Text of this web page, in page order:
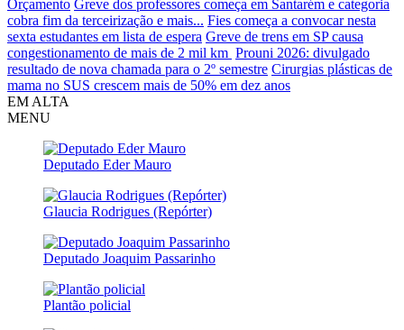
Orçamento Greve dos professores começa em Santarém e categoria
cobra fim da terceirização e mais... Fies começa a convocar nesta
sexta estudantes em lista de espera Greve de trens em SP causa
congestionamento de mais de 2 mil km Prouni 2026: divulgado
resultado de nova chamada para o 2º semestre Cirurgias plásticas de
mama no SUS crescem mais de 50% em dez anos
EM ALTA
MENU
Deputado Eder Mauro
Glaucia Rodrigues (Repórter)
Deputado Joaquim Passarinho
Plantão policial